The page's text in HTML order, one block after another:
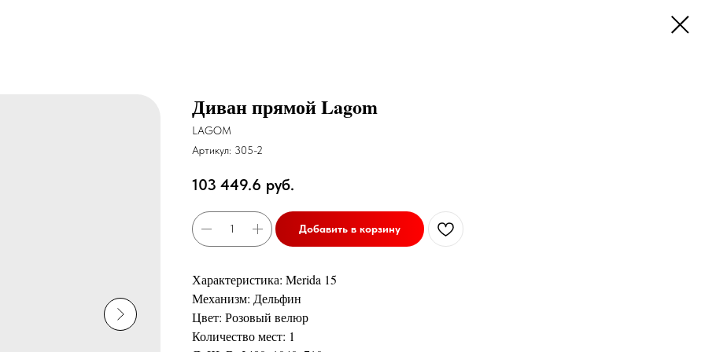
Диван прямой Lagom
LAGOM
Артикул: 305-2
103 449.6 руб.
Добавить в корзину
Характеристика: Merida 15
Механизм: Дельфин
Цвет: Розовый велюр
Количество мест: 1